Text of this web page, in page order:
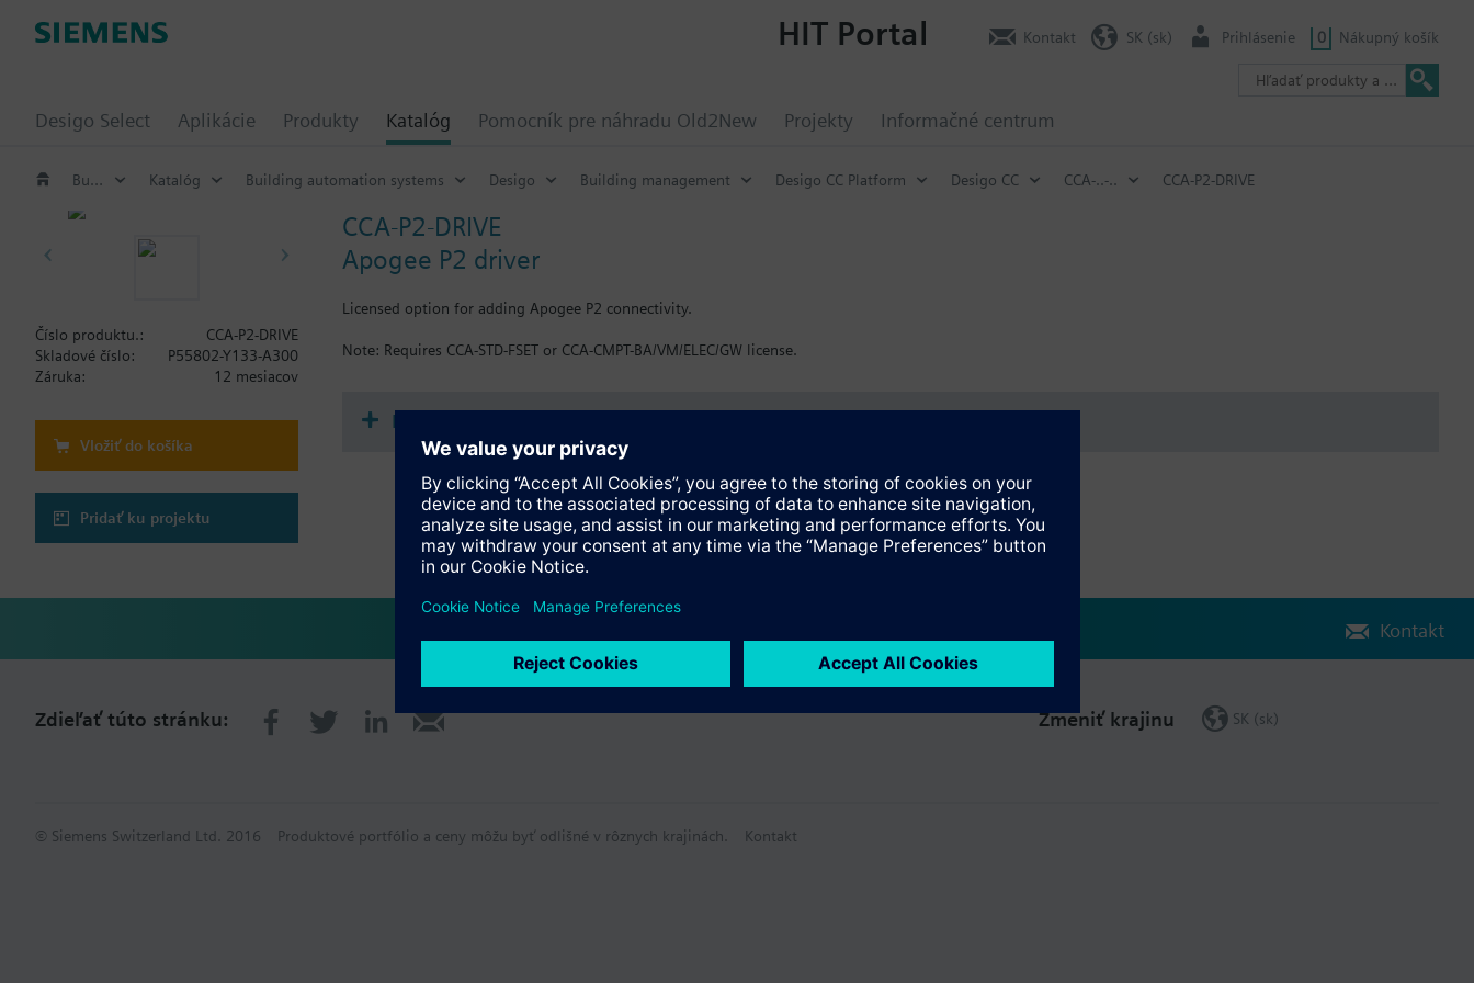
Desigo Select Aplikácie Produkty Katalóg Pomocník pre náhradu Old2New Projekty Informačné centrum
HIT Portal Kontakt SK (sk) Prihlásenie 0 Nákupný košík
Building automation systems Katalóg Building automation systems Desigo Building management Desigo CC Platform Desigo CC CCA-..-.. CCA-P2-DRIVE
CCA-P2-DRIVE
Apogee P2 driver
Licensed option for adding Apogee P2 connectivity.
Note: Requires CCA-STD-FSET or CCA-CMPT-BA/VM/ELEC/GW license.
Číslo produktu.:
CCA-P2-DRIVE
Skladové číslo:
P55802-Y133-A300
Záruka:
12 mesiacov
Vložiť do košíka
Pridať ku projektu
Dokumenty
Kontakt
Zdieľať túto stránku: Zmeniť krajinu SK (sk)
© Siemens Switzerland Ltd. 2016 Produktové portfólio a ceny môžu byť odlišné v rôznych krajinách. Kontakt